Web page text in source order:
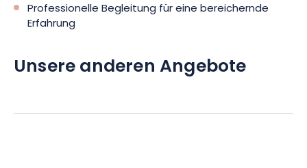
Professionelle Begleitung für eine bereichernde
Erfahrung
Unsere anderen Angebote